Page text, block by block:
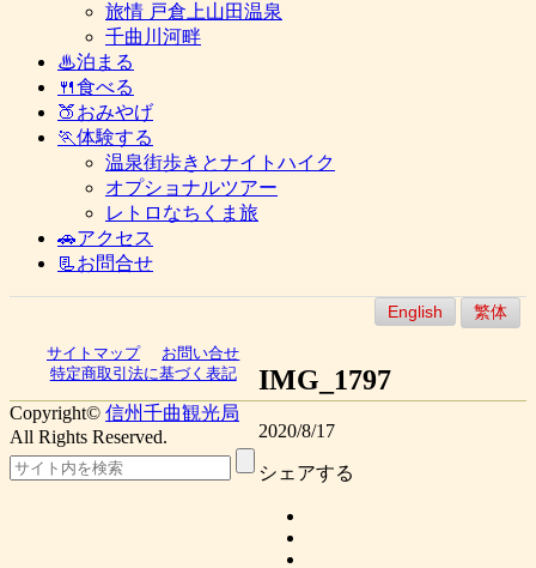
旅情 戸倉上山田温泉
千曲川河畔
♨泊まる
🍴食べる
🍑おみやげ
🏃体験する
温泉街歩きとナイトハイク
オプショナルツアー
レトロなちくま旅
🚗アクセス
📃お問合せ
English 繁体
IMG_1797
2020/8/17
シェアする
サイトマップ
お問い合せ
特定商取引法に基づく表記
Copyright© 信州千曲観光局
All Rights Reserved.